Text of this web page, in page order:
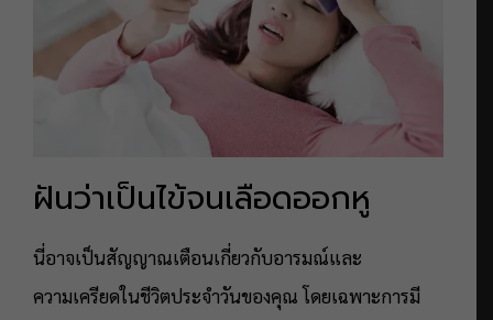
ฝันว่าเป็นไข้จนเลือดออกหู
นี่อาจเป็นสัญญาณเตือนเกี่ยวกับอารมณ์และ
ความเครียดในชีวิตประจำวันของคุณ โดยเฉพาะการมี